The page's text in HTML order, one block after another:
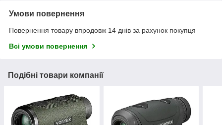
Умови повернення
Повернення товару впродовж 14 днів за рахунок покупця
Всі умови повернення
Подібні товари компанії